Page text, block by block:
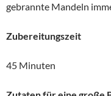
gebrannte Mandeln
Zubereitungszeit
45 Minuten